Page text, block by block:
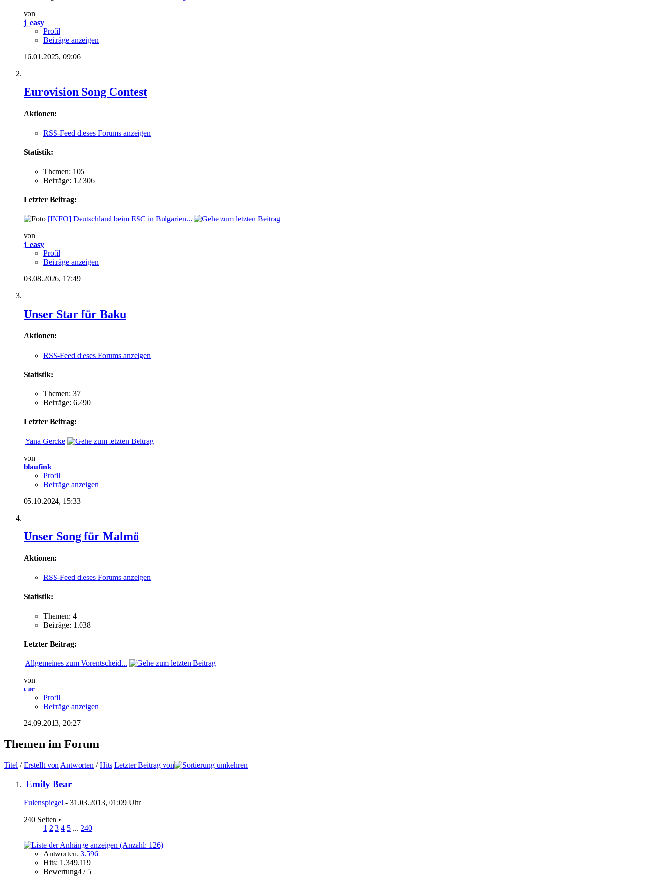
von
j_easy
Profil
Beiträge anzeigen
16.01.2025, 09:06
Eurovision Song Contest
Aktionen:
RSS-Feed dieses Forums anzeigen
Statistik:
Themen: 105
Beiträge: 12.306
Letzter Beitrag:
[INFO] Deutschland beim ESC in Bulgarien...
von
j_easy
Profil
Beiträge anzeigen
03.08.2026, 17:49
Unser Star für Baku
Aktionen:
RSS-Feed dieses Forums anzeigen
Statistik:
Themen: 37
Beiträge: 6.490
Letzter Beitrag:
Yana Gercke
von
blaufink
Profil
Beiträge anzeigen
05.10.2024, 15:33
Unser Song für Malmö
Aktionen:
RSS-Feed dieses Forums anzeigen
Statistik:
Themen: 4
Beiträge: 1.038
Letzter Beitrag:
Allgemeines zum Vorentscheid...
von
cue
Profil
Beiträge anzeigen
24.09.2013, 20:27
Themen im Forum
Titel /Erstellt von Antworten /Hits Letzter Beitrag von
Emily Bear
Eulenspiegel - 31.03.2013, 01:09 Uhr
240 Seiten •
1 2 3 4 5 ... 240
Antworten: 3.596
Hits: 1.349.119
Bewertung4 / 5